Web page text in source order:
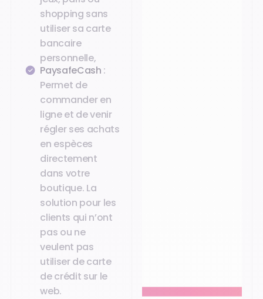
shopping sans
utiliser sa carte
bancaire
personnelle,
PaysafeCash :
Permet de
commander en
ligne et de venir
régler ses achats
en espèces
directement
dans votre
boutique. La
solution pour les
clients qui n’ont
pas ou ne
veulent pas
utiliser de carte
de crédit sur le
web.